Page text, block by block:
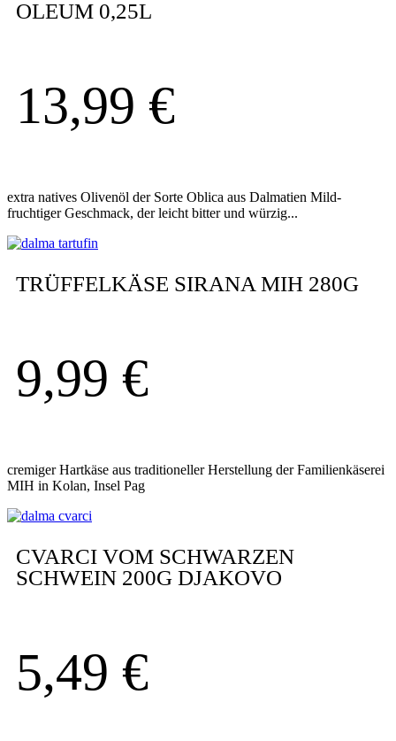
OLEUM 0,25L
13,99 €
extra natives Olivenöl der Sorte Oblica aus Dalmatien Mild-
fruchtiger Geschmack, der leicht bitter und würzig...
TRÜFFELKÄSE SIRANA MIH 280G
9,99 €
cremiger Hartkäse aus traditioneller Herstellung der Familienkäserei
MIH in Kolan, Insel Pag
CVARCI VOM SCHWARZEN
SCHWEIN 200G DJAKOVO
5,49 €